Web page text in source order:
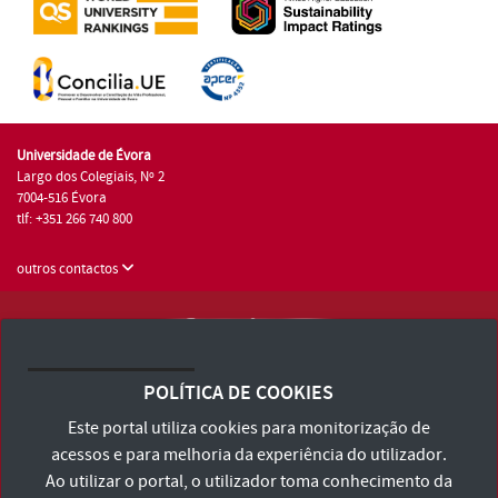
Universidade de Évora
Largo dos Colegiais, Nº 2
7004-516 Évora
tlf: +351 266 740 800
outros contactos
Consulte os Termos e Condições e Política de Privacidade
Declaração de Acessibilidade
POLÍTICA DE COOKIES
Este portal utiliza cookies para monitorização de
acessos e para melhoria da experiência do utilizador.
Ao utilizar o portal, o utilizador toma conhecimento da